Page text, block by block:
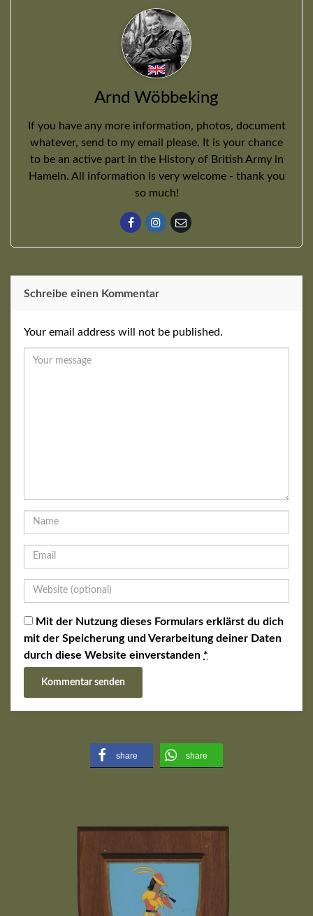
Arnd Wöbbeking
If you have any more information, photos, document
whatever, send to my email please. It is your chance
to be an active part in the History of British Army in
Hameln. All information is very welcome - thank you
so much!
Schreibe einen Kommentar
Your email address will not be published.
Mit der Nutzung dieses Formulars erklärst du dich
mit der Speicherung und Verarbeitung deiner Daten
durch diese Website einverstanden *
share share